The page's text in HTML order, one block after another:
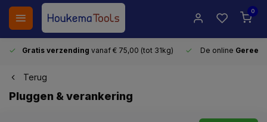
0
Gratis verzending vanaf € 75,00 (tot 31kg) De online
Terug
Pluggen & verankering